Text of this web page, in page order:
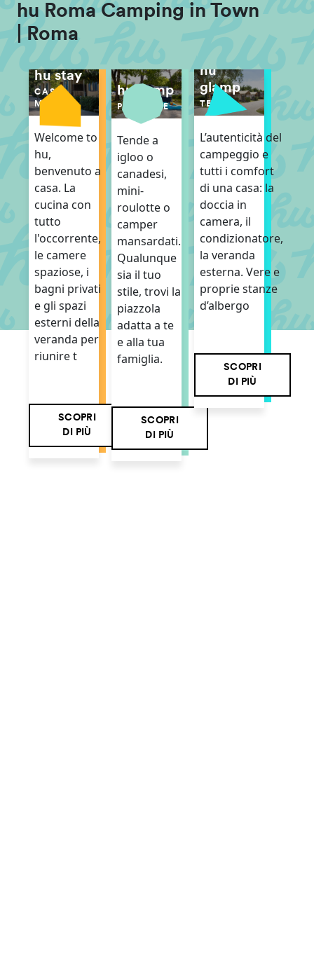
hu Roma Camping in Town
| Roma
hu stay
CASE
MOBILI
Welcome to
hu,
benvenuto a
casa. La
cucina con
tutto
l'occorrente,
le camere
spaziose, i
bagni privati
e gli spazi
esterni della
veranda per
riunire t
SCOPRI
DI PIÙ
hu camp
PIAZZOLE
Tende a
igloo o
canadesi,
mini-
roulotte o
camper
mansardati.
Qualunque
sia il tuo
stile, trovi la
piazzola
adatta a te
e alla tua
famiglia.
SCOPRI
DI PIÙ
hu
glamp
TENDE
L’autenticità del
campeggio e
tutti i comfort
di una casa: la
doccia in
camera, il
condizionatore,
la veranda
esterna. Vere e
proprie stanze
d’albergo
SCOPRI
DI PIÙ